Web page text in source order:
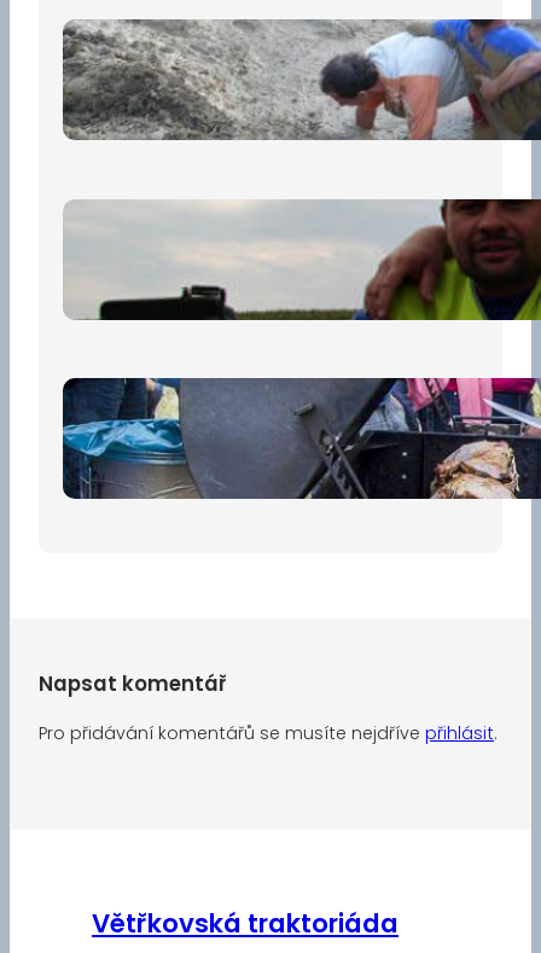
„Prase za prase“: Kdo doběhne
první, vyhraje!
30 června, 2026
Bezpečnost na prvním místě
15 května, 2026
Pro diváky
30 dubna, 2026
Napsat komentář
Pro přidávání komentářů se musíte nejdříve přihlásit.
Větřkovská traktoriáda